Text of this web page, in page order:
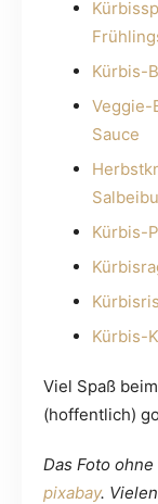
Kürbis-
Veggie-
Sauce
Kürbis-
Kürbis-
Viel Spaß
(hoffentlich)
Das Foto
pixabay.